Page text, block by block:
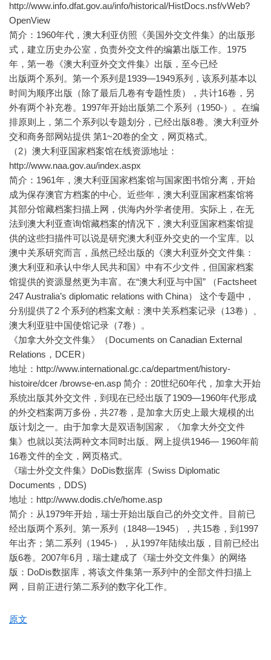
http://www.info.dfat.gov.au/info/historical/HistDocs.nsf/vWeb?
OpenView
简介：1960年代，澳大利亚仿照《美国外交文件集》的出版形
式，建立历史办公室，负责外交文件的编纂出版工作。1975
年，第一卷《澳大利亚外交文件集》出版，至今已经
出版两个系列。第一个系列是1939—1949系列，该系列基本以
时间为顺序出版（除了最后几卷有专题性质），共计16卷，另
外有两个补充卷。1997年开始出版第二个系列（1950-）。在编
排原则上，第二个系列以专题划分，已经出版8卷。澳大利亚外
交和商务部网站提供 第1~20卷的全文，网页格式。
（2）澳大利亚国家档案馆在线资源地址：
http://www.naa.gov.au/index.aspx
简介：1961年，澳大利亚国家档案馆与国家图书馆分离，开始
成为保存澳官方档案的中心。近些年，澳大利亚国家档案馆将
其部分馆藏档案扫描上网，供海内外学者使用。实际上，在无
法到澳大利亚查询馆藏档案的情况下，澳大利亚国家档案馆提
供的这些扫描件可以说是研究澳大利亚外交史的一个宝库。以
澳中关系研究而言，虽然已经出版的《澳大利亚外交文件集：
澳大利亚和承认中华人民共和国》中有不少文件，但国家档案
馆提供的资源显然更为丰富。在“澳大利亚与中国” （Factsheet
247 Australia’s diplomatic relations with China） 这个专题中，
分别提供了2 个系列的档案文献：澳中关系档案记录（13卷）、
澳大利亚驻中国使馆记录（7卷）。
《加拿大外交文件集》（Documents on Canadian External
Relations，DCER）
地址：http://www.international.gc.ca/department/history-
histoire/dcer /browse-en.asp 简介：20世纪60年代，加拿大开始
系统出版其外交文件，到现在已经出版了1909—1960年代形成
的外交档案两万多份，共27卷，是加拿大历史上最大规模的出
版计划之一。由于加拿大是双语制国家，《加拿大外交文件
集》也就以英法两种文本同时出版。网上提供1946— 1960年前
16卷文件的全文，网页格式。
《瑞士外交文件集》DoDis数据库（Swiss Diplomatic
Documents，DDS)
地址：http://www.dodis.ch/e/home.asp
简介：从1979年开始，瑞士开始出版自己的外交文件。目前已
经出版两个系列。第一系列（1848—1945），共15卷，到1997
年出齐；第二系列（1945-），从1997年陆续出版，目前已经出
版6卷。2007年6月，瑞士建成了《瑞士外交文件集》的网络
版：DoDis数据库，将该文件集第一系列中的全部文件扫描上
网，目前正进行第二系列的数字化工作。
原文